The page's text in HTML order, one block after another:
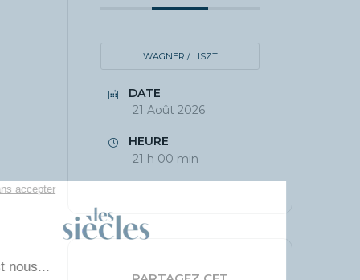
WAGNER / LISZT
DATE
21 Août 2026
HEURE
21 h 00 min